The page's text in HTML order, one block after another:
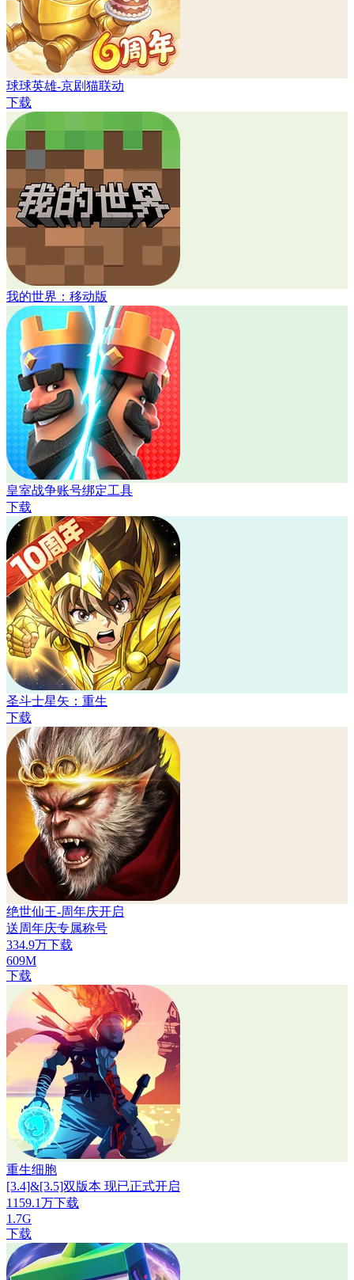
球球英雄-京剧猫联动
下载
我的世界：移动版
皇室战争账号绑定工具
下载
圣斗士星矢：重生
下载
绝世仙王-周年庆开启
送周年庆专属称号
334.9万下载
609M
下载
重生细胞
[3.4]&[3.5]双版本 现已正式开启
1159.1万下载
1.7G
下载